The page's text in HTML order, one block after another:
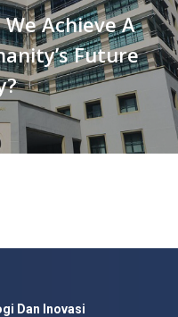
Achieve A
Future
Dan Inovasi